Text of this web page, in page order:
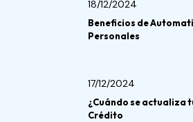
18/12/2024
Beneficios de
Personales
17/12/2024
¿Cuándo se actualiza
Crédito